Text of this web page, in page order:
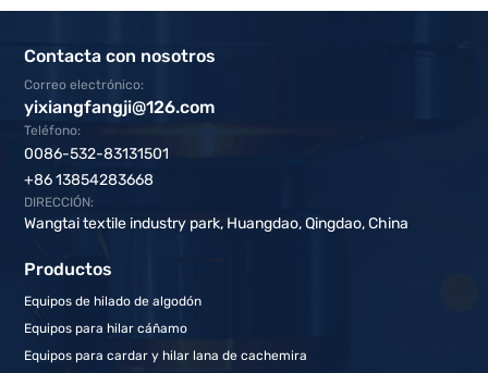
Contacta con nosotros
Correo electrónico:
yixiangfangji@126.com
Teléfono:
0086-532-83131501
+86 13854283668
DIRECCIÓN:
Wangtai textile industry park, Huangdao, Qingdao, China
Productos
Equipos de hilado de algodón
Equipos para hilar cáñamo
Equipos para cardar y hilar lana de cachemira